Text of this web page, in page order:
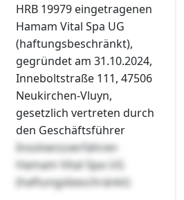
HRB 19979 eingetragenen
Hamam Vital Spa UG
(haftungsbeschränkt),
gegründet am 31.10.2024,
Inneboltstraße 111, 47506
Neukirchen-Vluyn,
gesetzlich vertreten durch
den Geschäftsführer
Insolvenzverfahren
Hamam Vital Spa UG
(haftungsbeschränkt)